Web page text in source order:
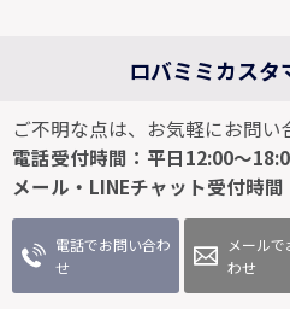
ロバミミカスタ
ご不明な点は、お気軽にお問い
電話受付時間：平日12:00～
メール・LINEチャット受付時
電話でお問い合わ
せ
メール
わせ